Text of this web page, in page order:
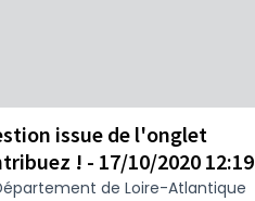
issue de l'onglet
! - 17/10/2020 12:19
de Loire-Atlantique